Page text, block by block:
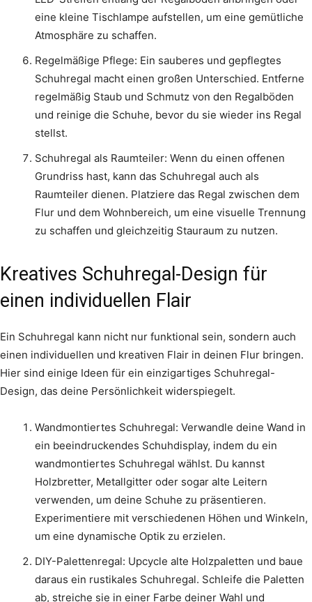
eine kleine Tischlampe aufstellen, um eine gemütliche
Atmosphäre zu schaffen.
Regelmäßige Pflege: Ein sauberes und gepflegtes
Schuhregal macht einen großen Unterschied. Entferne
regelmäßig Staub und Schmutz von den Regalböden
und reinige die Schuhe, bevor du sie wieder ins Regal
stellst.
Schuhregal als Raumteiler: Wenn du einen offenen
Grundriss hast, kann das Schuhregal auch als
Raumteiler dienen. Platziere das Regal zwischen dem
Flur und dem Wohnbereich, um eine visuelle Trennung
zu schaffen und gleichzeitig Stauraum zu nutzen.
Kreatives Schuhregal-Design für
einen individuellen Flair
Ein Schuhregal kann nicht nur funktional sein, sondern auch
einen individuellen und kreativen Flair in deinen Flur bringen.
Hier sind einige Ideen für ein einzigartiges Schuhregal-
Design, das deine Persönlichkeit widerspiegelt.
Wandmontiertes Schuhregal: Verwandle deine Wand in
ein beeindruckendes Schuhdisplay, indem du ein
wandmontiertes Schuhregal wählst. Du kannst
Holzbretter, Metallgitter oder sogar alte Leitern
verwenden, um deine Schuhe zu präsentieren.
Experimentiere mit verschiedenen Höhen und Winkeln,
um eine dynamische Optik zu erzielen.
DIY-Palettenregal: Upcycle alte Holzpaletten und baue
daraus ein rustikales Schuhregal. Schleife die Paletten
ab, streiche sie in einer Farbe deiner Wahl und